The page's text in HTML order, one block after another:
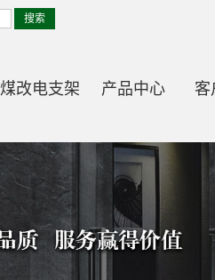
煤改电支架 产品中心 客